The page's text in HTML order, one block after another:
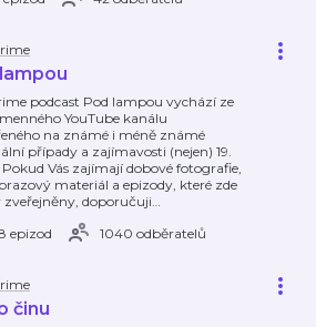
podcast Pod lampou vychází ze
YouTube kanálu
na známé i méně známé
případy a zajímavosti (nejen) 19.
Vás zajímají dobové fotografie,
materiál a epizody, které zde
zveřejněny, doporučuji…
epizod
1040 odběratelů
činu